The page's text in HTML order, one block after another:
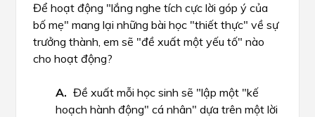
Để hoạt động "lắng nghe tích cực lời góp ý của
bố mẹ" mang lại những bài học "thiết thực" về sự
trưởng thành, em sẽ "đề xuất một yếu tố" nào
cho hoạt động?
Đề xuất mỗi học sinh sẽ "lập một "kế
hoạch hành động" cá nhân" dựa trên một lời